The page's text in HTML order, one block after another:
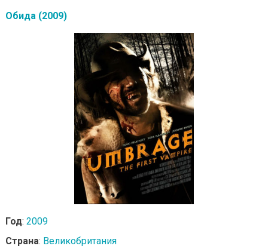
Обида (2009)
Год: 2009
Страна: Великобритания